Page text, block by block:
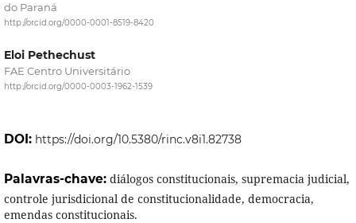
do Paraná
http://orcid.org/0000-0001-8519-8420
Eloi Pethechust
FAE Centro Universitário
http://orcid.org/0000-0003-1962-1539
DOI: https://doi.org/10.5380/rinc.v8i1.82738
Palavras-chave: diálogos constitucionais, supremacia judicial,
controle jurisdicional de constitucionalidade, democracia,
emendas constitucionais.